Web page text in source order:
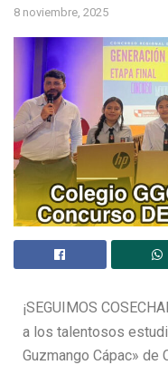
8 noviembre, 2025
¡SEGUIMOS
a los talentosos
Guzmango Cápac» de